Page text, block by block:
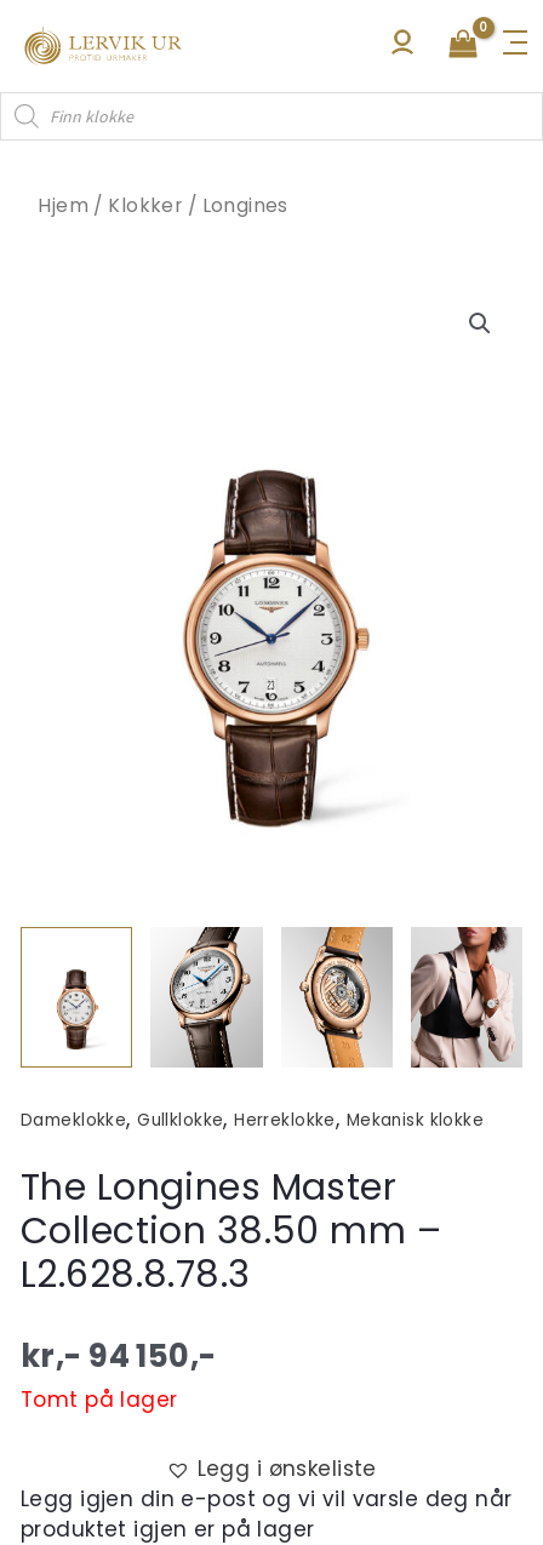
rett
innholdet
Products
search
Hjem / Klokker / Longines
Dameklokke,Gullklokke,Herreklokke, Mekanisk klokke
The Longines Master
Collection 38.50 mm –
L2.628.8.78.3
kr,- 94 150,-
Tomt på lager
Legg i ønskeliste
Legg igjen din e-post og vi vil varsle deg når
produktet igjen er på lager